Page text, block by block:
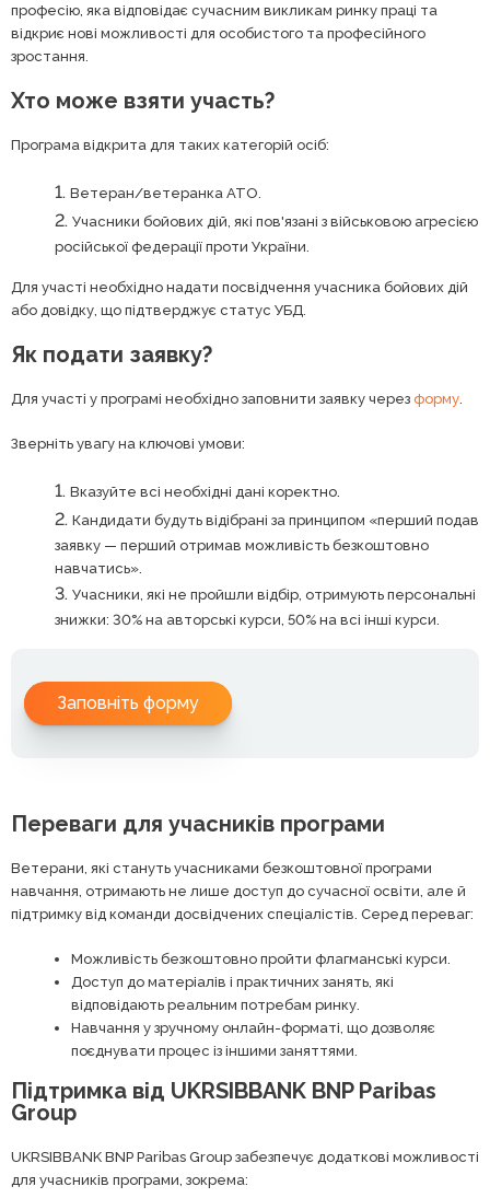
професію, яка відповідає сучасним викликам ринку праці та
відкриє нові можливості для особистого та професійного
зростання.
Хто може взяти участь?
Програма відкрита для таких категорій осіб:
Ветеран/ветеранка АТО.
Учасники бойових дій, які пов'язані з військовою агресією
російської федерації проти України.
Для участі необхідно надати посвідчення учасника бойових дій
або довідку, що підтверджує статус УБД.
Як подати заявку?
Для участі у програмі необхідно заповнити заявку через форму
Зверніть увагу на ключові умови:
Вказуйте всі необхідні дані коректно.
Кандидати будуть відібрані за принципом «перший подав
заявку — перший отримав можливість безкоштовно
навчатись».
Учасники, які не пройшли відбір, отримують персональні
знижки: 30% на авторські курси, 50% на всі інші курси.
Заповніть форму
Переваги для учасників програми
Ветерани, які стануть учасниками безкоштовної програми
навчання, отримають не лише доступ до сучасної освіти, але й
підтримку від команди досвідчених спеціалістів. Серед переваг:
Можливість безкоштовно пройти флагманські курси.
Доступ до матеріалів і практичних занять, які
відповідають реальним потребам ринку.
Навчання у зручному онлайн-форматі, що дозволяє
поєднувати процес із іншими заняттями.
Підтримка від UKRSIBBANK BNP Paribas
Group
UKRSIBBANK BNP Paribas Group забезпечує додаткові можливості
для учасників програми, зокрема: